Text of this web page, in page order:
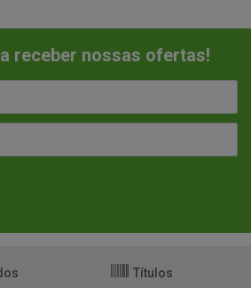
receber nossas ofertas!
Títulos